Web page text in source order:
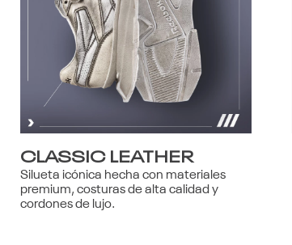
CLASSIC LEATHER
Silueta icónica hecha con materiales
premium, costuras de alta calidad y
cordones de lujo.